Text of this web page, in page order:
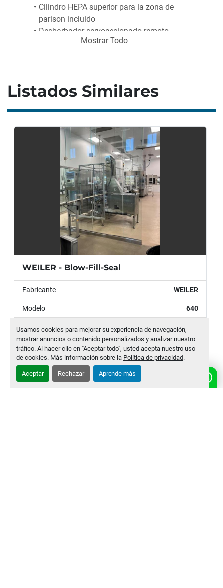
Usamos cookies para mejorar su experiencia de navegación,
mostrar anuncios o contenido personalizados y analizar nuestro
tráfico. Al hacer clic en "Aceptar todo", usted acepta nuestro uso
de cookies. Más información sobre la Política de privacidad.
Aceptar Rechazar Aprende más
Cilindro HEPA superior para la zona de
parison incluido
Desbarbador servoaccionado remoto
LDPE)
Rango de envases: de 0,2 ml a 500 ml
Rendimiento:
Ciclo de 12,5 segundos /
14.400 unidades por hora (configuración de
50 cavidades); hasta 19.200 unidades por
hora (configuración de 64 cavidades)
Mostrar Todo
Listados Similares
WEILER - Blow-Fill-Seal
Fabricante WEILER
Modelo 640
Número de Stock MLTC-0002-WH
CONTÁCTENOS
‹ ›